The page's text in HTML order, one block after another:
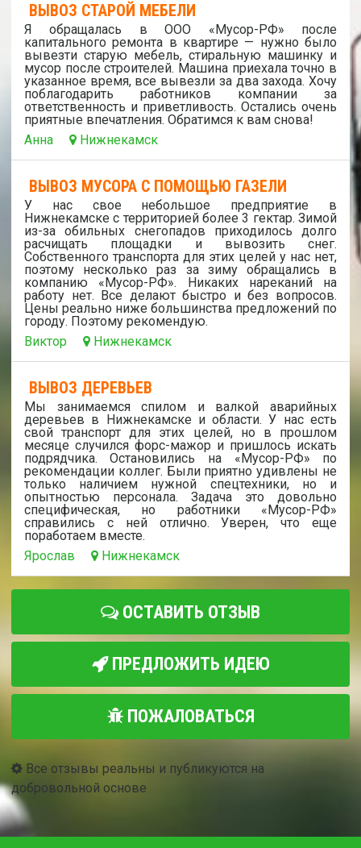
ВЫВОЗ СТАРОЙ МЕБЕЛИ
Я обращалась в ООО «Мусор-РФ» после
капитального ремонта в квартире — нужно было
вывезти старую мебель, стиральную машинку и
мусор после строителей. Машина приехала точно в
указанное время, все вывезли за два захода. Хочу
поблагодарить работников компании за
ответственность и приветливость. Остались очень
приятные впечатления. Обратимся к вам снова!
Анна
Нижнекамск
ВЫВОЗ МУСОРА С ПОМОЩЬЮ ГАЗЕЛИ
У нас свое небольшое предприятие в
Нижнекамске с территорией более 3 гектар. Зимой
из-за обильных снегопадов приходилось долго
расчищать площадки и вывозить снег.
Собственного транспорта для этих целей у нас нет,
поэтому несколько раз за зиму обращались в
компанию «Мусор-РФ». Никаких нареканий на
работу нет. Все делают быстро и без вопросов.
Цены реально ниже большинства предложений по
городу. Поэтому рекомендую.
Виктор
Нижнекамск
ВЫВОЗ ДЕРЕВЬЕВ
Мы занимаемся спилом и валкой аварийных
деревьев в Нижнекамске и области. У нас есть
свой транспорт для этих целей, но в прошлом
месяце случился форс-мажор и пришлось искать
подрядчика. Остановились на «Мусор-РФ» по
рекомендации коллег. Были приятно удивлены не
только наличием нужной спецтехники, но и
опытностью персонала. Задача это довольно
специфическая, но работники «Мусор-РФ»
справились с ней отлично. Уверен, что еще
поработаем вместе.
Ярослав
Нижнекамск
ОСТАВИТЬ ОТЗЫВ
ПРЕДЛОЖИТЬ ИДЕЮ
ПОЖАЛОВАТЬСЯ
Все отзывы реальны и публикуются на
добровольной основе